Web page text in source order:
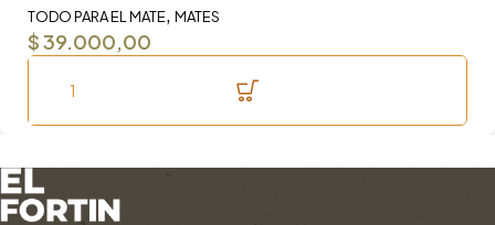
TODO PARA EL MATE, MATES
$39.000,00